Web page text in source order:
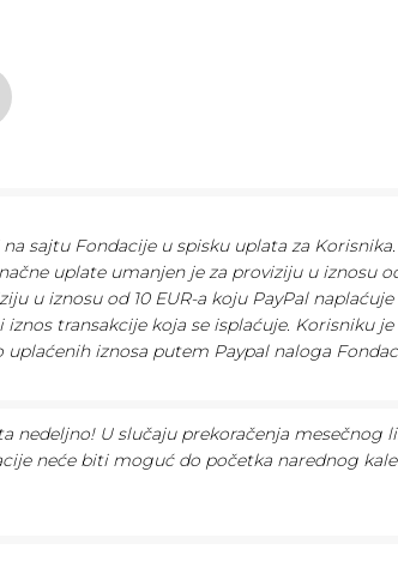
sajtu Fondacije u spisku uplata za Korisnika.
uplate umanjen je za proviziju u iznosu
u iznosu od 10 EUR-a koju PayPal naplaćuje
transakcije koja se isplaćuje. Korisniku je
iznosa putem Paypal naloga
nedeljno! U slučaju prekoračenja mesečnog
neće biti moguć do početka narednog